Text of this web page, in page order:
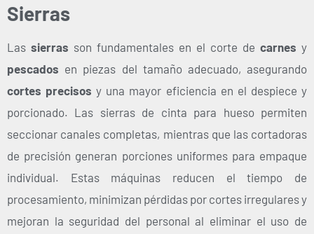
Sierras
Las sierras son fundamentales en el corte de carnes y
pescados en piezas del tamaño adecuado, asegurando
cortes precisos y una mayor eficiencia en el despiece y
porcionado. Las sierras de cinta para hueso permiten
seccionar canales completas, mientras que las cortadoras
de precisión generan porciones uniformes para empaque
individual. Estas máquinas reducen el tiempo de
procesamiento, minimizan pérdidas por cortes irregulares y
mejoran la seguridad del personal al eliminar el uso de